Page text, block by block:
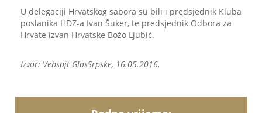
U delegaciji Hrvatskog sabora su bili i predsjednik Kluba
poslanika HDZ-a Ivan Šuker, te predsjednik Odbora za
Hrvate izvan Hrvatske Božo Ljubić.
Izvor: Vebsajt GlasSrpske, 16.05.2016.